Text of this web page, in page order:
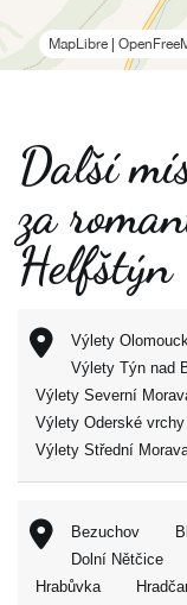
MapLibre
Další
za
Helfštýn
Výlety
Výlety Týn nad
Výlety Severní
Výlety Oderské vrchy
Výlety Střední
Bezuchov
Dolní Nětčice
Hrabůvka